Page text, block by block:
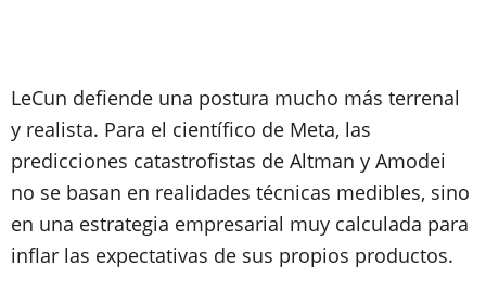
LeCun defiende una postura mucho más terrenal
y realista. Para el científico de Meta, las
predicciones catastrofistas de Altman y Amodei
no se basan en realidades técnicas medibles, sino
en una estrategia empresarial muy calculada para
inflar las expectativas de sus propios productos.